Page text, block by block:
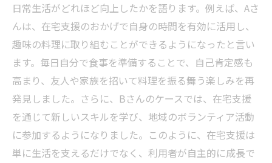
日常生活がどれほど向上したかを語ります。例えば、Aさ
んは、在宅支援のおかげで自身の時間を有効に活用し、
趣味の料理に取り組むことができるようになったと言い
ます。毎日自分で食事を準備することで、自己肯定感も
高まり、友人や家族を招いて料理を振る舞う楽しみを再
発見しました。さらに、Bさんのケースでは、在宅支援
を通じて新しいスキルを学び、地域のボランティア活動
に参加するようになりました。このように、在宅支援は
単に生活を支えるだけでなく、利用者が自主的に成長で